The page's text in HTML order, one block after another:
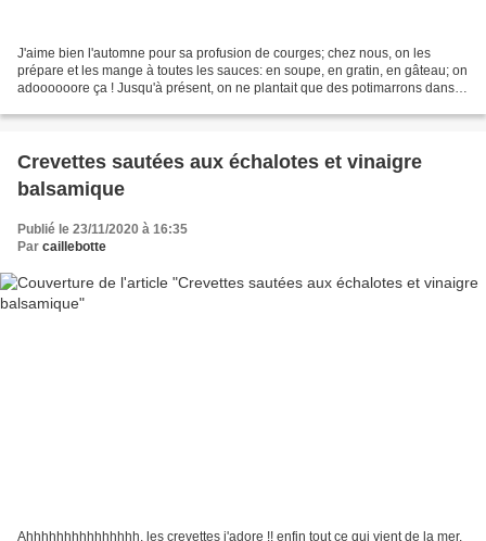
J'aime bien l'automne pour sa profusion de courges; chez nous, on les
prépare et les mange à toutes les sauces: en soupe, en gratin, en gâteau; on
adoooooore ça ! Jusqu'à présent, on ne plantait que des potimarrons dans
Crevettes sautées aux échalotes et vinaigre
balsamique
Publié le 23/11/2020 à 16:35
Par caillebotte
Ahhhhhhhhhhhhhhh, les crevettes j'adore !! enfin tout ce qui vient de la mer,